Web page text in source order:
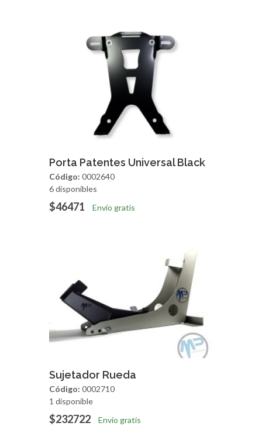
Agregar Vista Rapida
Porta Patentes Universal Black
Código: 0002640
6 disponibles
$46471 Envío gratis
Agregar
Sujetador Rueda
Código: 0002710
1 disponible
$232722 Envío gratis